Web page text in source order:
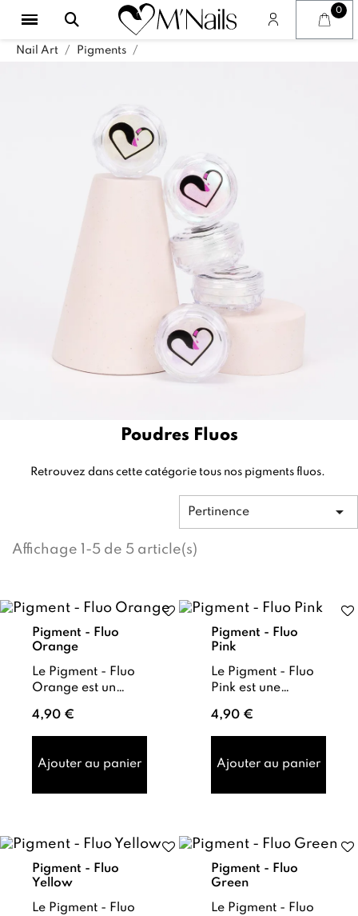
Nail Art Pigments
Poudres Fluos
Retrouvez dans cette catégorie tous nos pigments fluos.
Pertinence 
Affichage 1-5 de 5 article(s)
Pigment - Fluo
Orange
Le Pigment - Fluo
Orange est un
couleur orange
fluo intense , conçu
teinte vive et m...
4,90 €
Ajouter au panier
Pigment - Fluo
Pink
Le Pigment - Fluo
Pink est une
très pigmentée,
offrant une couleur
pigmen...
4,90 €
Ajouter au panier
Pigment - Fluo
Yellow
Le Pigment - Fluo
Pigment - Fluo
Green
Le Pigment - Fluo